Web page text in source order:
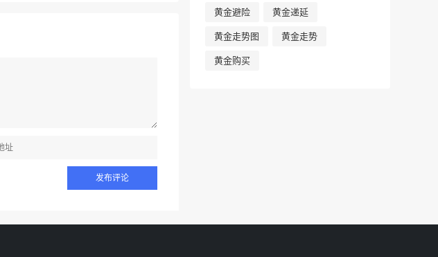
黄金避险 黄金递延
黄金走势图 黄金走势
黄金购买